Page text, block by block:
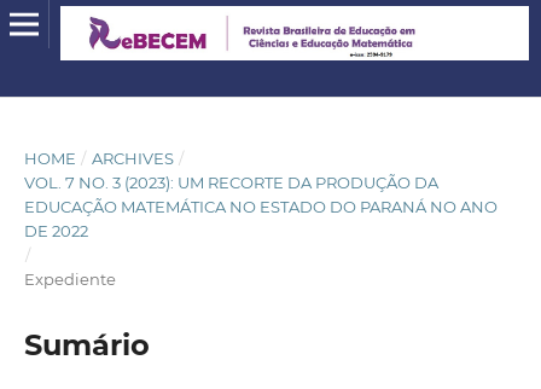
HOME / ARCHIVES /
VOL. 7 NO. 3 (2023): UM RECORTE DA PRODUÇÃO DA
EDUCAÇÃO MATEMÁTICA NO ESTADO DO PARANÁ NO ANO
DE 2022
/
Expediente
Sumário